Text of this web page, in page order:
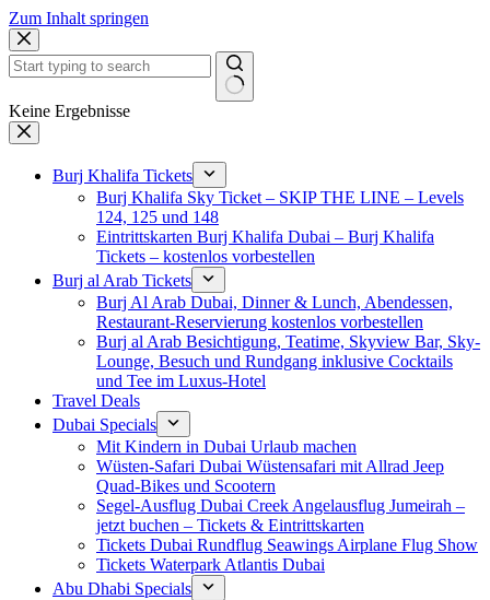
Zum Inhalt springen
Keine Ergebnisse
Burj Khalifa Tickets
Burj Khalifa Sky Ticket – SKIP THE LINE – Levels
124, 125 und 148
Eintrittskarten Burj Khalifa Dubai – Burj Khalifa
Tickets – kostenlos vorbestellen
Burj al Arab Tickets
Burj Al Arab Dubai, Dinner & Lunch, Abendessen,
Restaurant-Reservierung kostenlos vorbestellen
Burj al Arab Besichtigung, Teatime, Skyview Bar, Sky-
Lounge, Besuch und Rundgang inklusive Cocktails
und Tee im Luxus-Hotel
Travel Deals
Dubai Specials
Mit Kindern in Dubai Urlaub machen
Wüsten-Safari Dubai Wüstensafari mit Allrad Jeep
Quad-Bikes und Scootern
Segel-Ausflug Dubai Creek Angelausflug Jumeirah –
jetzt buchen – Tickets & Eintrittskarten
Tickets Dubai Rundflug Seawings Airplane Flug Show
Tickets Waterpark Atlantis Dubai
Abu Dhabi Specials